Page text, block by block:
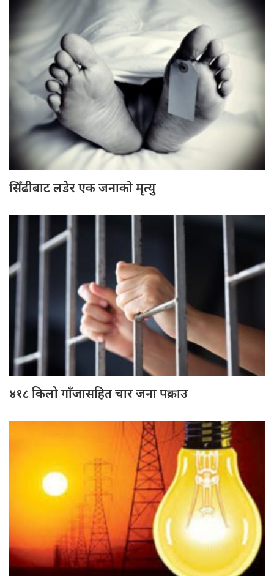
सिँढीबाट लडेर एक जनाको मृत्यु
४१८ किलो गाँजासहित चार जना पक्राउ